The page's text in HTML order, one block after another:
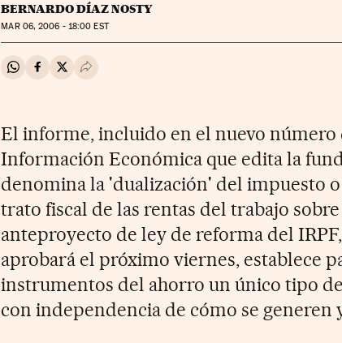
BERNARDO DÍAZ NOSTY
MAR06, 2006 - 18:00 EST
Compartir en Whatsapp
Compartir en Facebook
Compartir en Twitter
Desplegar Redes Sociales
El informe, incluido en el nuevo número
Información Económica que edita la
denomina la 'dualización' del impuesto
trato fiscal de las rentas del trabajo
anteproyecto de ley de reforma del
aprobará el próximo viernes, establece
instrumentos del ahorro un único tipo de
con independencia de cómo se generen